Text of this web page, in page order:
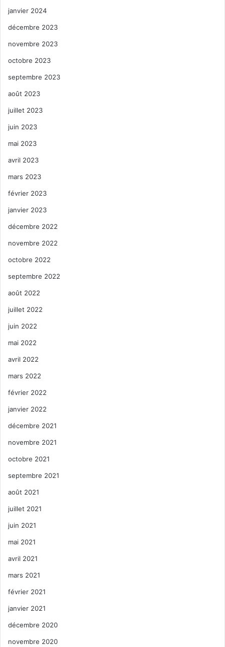
janvier 2024
décembre 2023
novembre 2023
octobre 2023
septembre 2023
août 2023
juillet 2023
juin 2023
mai 2023
avril 2023
mars 2023
février 2023
janvier 2023
décembre 2022
novembre 2022
octobre 2022
septembre 2022
août 2022
juillet 2022
juin 2022
mai 2022
avril 2022
mars 2022
février 2022
janvier 2022
décembre 2021
novembre 2021
octobre 2021
septembre 2021
août 2021
juillet 2021
juin 2021
mai 2021
avril 2021
mars 2021
février 2021
janvier 2021
décembre 2020
novembre 2020